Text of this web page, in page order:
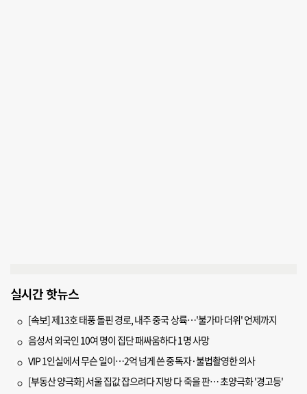
실시간 핫뉴스
[속보] 제13호 태풍 돌핀 경로, 내주 중국 상륙…'불가마 더위' 언제까지
음성서 외국인 10여 명이 집단 패싸움하다 1명 사망
VIP 1인실에서 무슨 일이…2억 넘게 쓴 중독자·불법촬영한 의사
[부동산 양극화] 서울 집값 잡으려다 지방 다 죽을 판… 초양극화 '경고등'